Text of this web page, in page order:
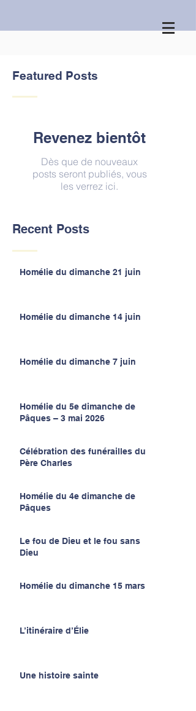
Featured Posts
Revenez bientôt
Dès que de nouveaux
posts seront publiés, vous
les verrez ici.
Recent Posts
Homélie du dimanche 21 juin
Homélie du dimanche 14 juin
Homélie du dimanche 7 juin
Homélie du 5e dimanche de
Pâques – 3 mai 2026
Célébration des funérailles du
Père Charles
Homélie du 4e dimanche de
Pâques
Le fou de Dieu et le fou sans
Dieu
Homélie du dimanche 15 mars
L’itinéraire d’Élie
Une histoire sainte